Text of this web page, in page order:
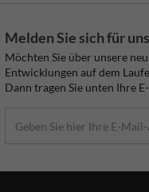
Melden Sie sich für
Möchten Sie über unsere
Entwicklungen auf dem
Dann tragen Sie unten Ihre